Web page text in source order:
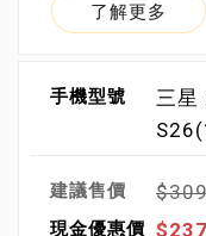
了解更多
三星